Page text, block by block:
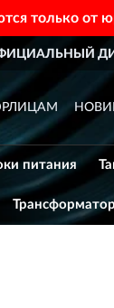
только от
питания